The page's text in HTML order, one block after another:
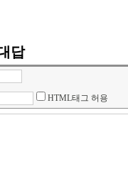
답
HTML태그 허용